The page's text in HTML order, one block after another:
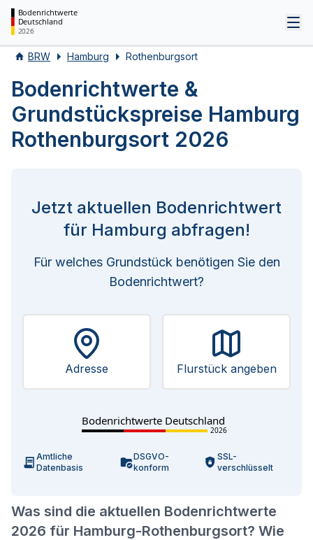
Bodenrichtwerte
Deutschland
2026
BRW Hamburg Rothenburgsort
Bodenrichtwerte &
Grundstückspreise Hamburg
Rothenburgsort 2026
Was sind die aktuellen Bodenrichtwerte
2026 für Hamburg-Rothenburgsort? Wie
Jetzt aktuellen Bodenrichtwert
für Hamburg abfragen!
Für welches Grundstück benötigen Sie den
Bodenrichtwert?
Adresse Flurstück angeben
Bodenrichtwerte Deutschland
2026
Amtliche
Datenbasis
DSGVO-
konform
SSL-
verschlüsselt